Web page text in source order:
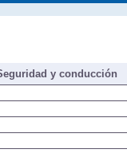
y conducción